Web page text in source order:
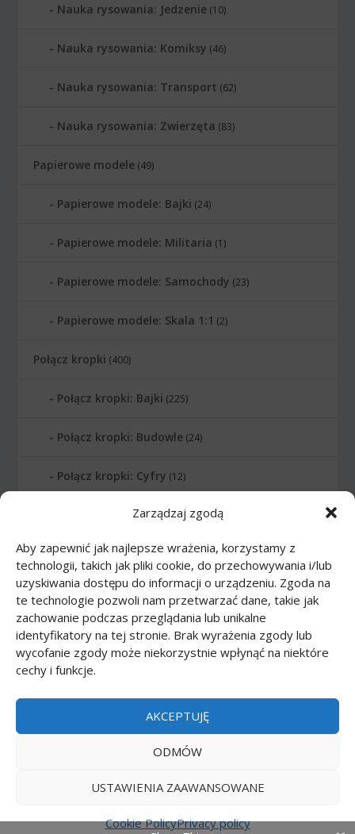
Zarządzaj zgodą
Aby zapewnić jak najlepsze wrażenia, korzystamy z
technologii, takich jak pliki cookie, do przechowywania i/lub
uzyskiwania dostępu do informacji o urządzeniu. Zgoda na
te technologie pozwoli nam przetwarzać dane, takie jak
zachowanie podczas przeglądania lub unikalne
identyfikatory na tej stronie. Brak wyrażenia zgody lub
wycofanie zgody może niekorzystnie wpłynąć na niektóre
cechy i funkcje.
AKCEPTUJĘ
ODMÓW
USTAWIENIA ZAAWANSOWANE
Cookie PolicyPrivacy policy
Nauka rysowania: Jedzenie (10)
Nauka rysowania: Komiksy (46)
Nauka rysowania: Transport (62)
Nauka rysowania: Zwierzęta (83)
Papierowe modele (49)
Papierowe modele: Bajki (24)
Papierowe modele: Militaria (1)
Papierowe modele: Samochody (23)
Papierowe modele: Skala 1:1 (2)
Połącz kropki (400)
Połącz kropki: Bajki (225)
Połącz kropki: Budowle (24)
Połącz kropki: Cyfry (12)
Połącz kropki: Instrumenty muzyczne
Połącz kropki: Litery(6)
Połącz kropki: Planety (10)
Połącz kropki: Sporty (20)
Połącz kropki: Transport
Połącz kropki: Zawody(21)
Połącz kropki: Zwierzęta(51)
|Privacy policy PL|Privacy policy EN
|Privacy policy DE|Privacy policy FR|Privacy